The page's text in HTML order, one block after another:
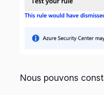
Nous pouvons